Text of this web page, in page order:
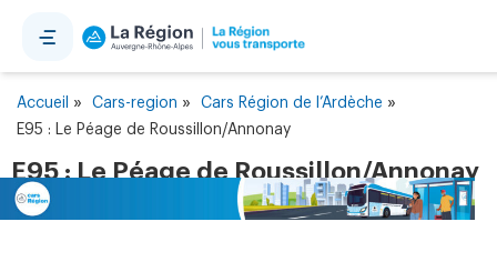
Accueil » Cars-region » Cars Région de l’Ardèche »
E95 : Le Péage de Roussillon/Annonay
E95 : Le Péage de Roussillon/Annonay